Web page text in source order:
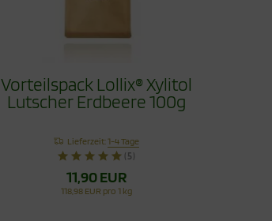
Vorteilspack Lollix® Xylitol
Lutscher Erdbeere 100g
Lieferzeit:1-4 Tage
(5)
11,90 EUR
118,98 EUR pro 1 kg